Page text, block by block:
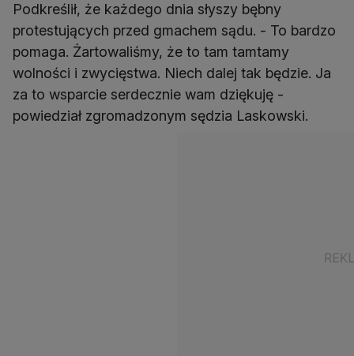
Podkreślił, że każdego dnia słyszy bębny
protestujących przed gmachem sądu. - To bardzo
pomaga. Żartowaliśmy, że to tam tamtamy
wolności i zwycięstwa. Niech dalej tak będzie. Ja
za to wsparcie serdecznie wam dziękuję -
powiedział zgromadzonym sędzia Laskowski.